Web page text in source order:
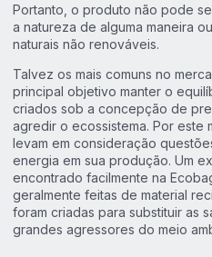
Portanto, o produto não pode
a natureza de alguma maneira
naturais não renováveis.
Talvez os mais comuns no
principal objetivo manter o
criados sob a concepção de
agredir o ecossistema. Por este
levam em consideração
energia em sua produção. Um
encontrado facilmente na
geralmente feitas de material
foram criadas para substituir as
grandes agressores do meio